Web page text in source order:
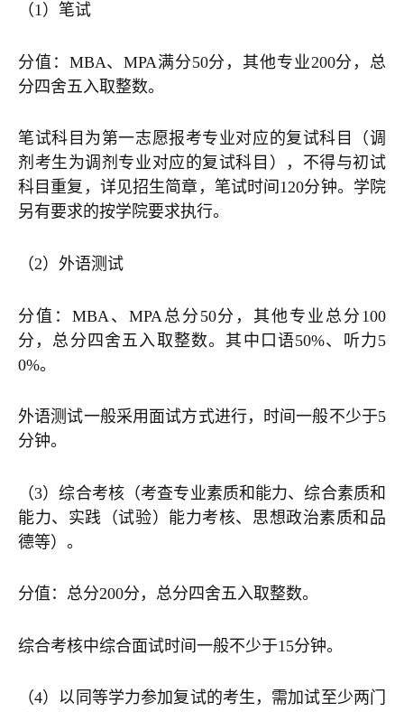
（1）笔试
分值：MBA、MPA满分50分，其他专业200分，总
分四舍五入取整数。
笔试科目为第一志愿报考专业对应的复试科目（调
剂考生为调剂专业对应的复试科目），不得与初试
科目重复，详见招生简章，笔试时间120分钟。学院
另有要求的按学院要求执行。
（2）外语测试
分值：MBA、MPA总分50分，其他专业总分100
分，总分四舍五入取整数。其中口语50%、听力5
0%。
外语测试一般采用面试方式进行，时间一般不少于5
分钟。
（3）综合考核（考查专业素质和能力、综合素质和
能力、实践（试验）能力考核、思想政治素质和品
德等）。
分值：总分200分，总分四舍五入取整数。
综合考核中综合面试时间一般不少于15分钟。
（4）以同等学力参加复试的考生，需加试至少两门